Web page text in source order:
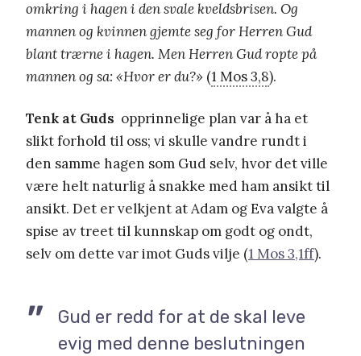
omkring i hagen i den svale kveldsbrisen. Og
mannen og kvinnen gjemte seg for Herren Gud
blant trærne i hagen. Men Herren Gud ropte på
mannen og sa: «Hvor er du?» (1 Mos 3,8).
Tenk at Guds opprinnelige plan var å ha et
slikt forhold til oss; vi skulle vandre rundt i
den samme hagen som Gud selv, hvor det ville
være helt naturlig å snakke med ham ansikt til
ansikt. Det er velkjent at Adam og Eva valgte å
spise av treet til kunnskap om godt og ondt,
selv om dette var imot Guds vilje (1 Mos 3,1ff).
Gud er redd for at de skal leve
evig med denne beslutningen